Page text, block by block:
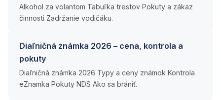
Alkohol za volantom Tabuľka trestov Pokuty a zákaz
činnosti Zadržanie vodičáku.
Diaľničná známka 2026 – cena, kontrola a
pokuty
Diaľničná známka 2026 Typy a ceny známok Kontrola
eZnamka Pokuty NDS Ako sa brániť.